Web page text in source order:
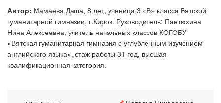
Автор: Мамаева Даша, 8 лет, ученица 3 «В» класса Вятской
гуманитарной гимназии, г.Киров. Руководитель: Пантюхина
Нина Алексеевна, учитель начальных классов КОГОБУ
«Вятская гуманитарная гимназия с углубленным изучением
английского языка», стаж работы 31 год, высшая
квалификационная категория.